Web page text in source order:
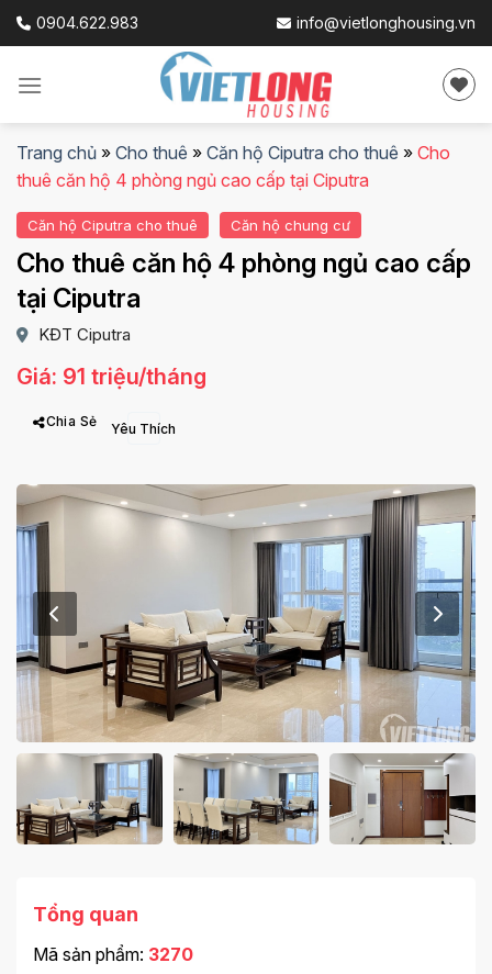
Skip
0904.622.983 info@vietlonghousing.vn
Trang chủ » Cho thuê » Căn hộ Ciputra cho thuê » Cho
thuê căn hộ 4 phòng ngủ cao cấp tại Ciputra
Căn hộ Ciputra cho thuê Căn hộ chung cư
Cho thuê căn hộ 4 phòng ngủ cao cấp
tại Ciputra
KĐT Ciputra
Giá: 91 triệu/tháng
Chia Sẻ
Tổng quan
Mã sản phẩm: 3270